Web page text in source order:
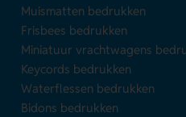
Muismatten bedrukken
Frisbees bedrukken
Miniatuur vrachtwagens
Keycords bedrukken
Waterflessen bedrukken
Bidons bedrukken